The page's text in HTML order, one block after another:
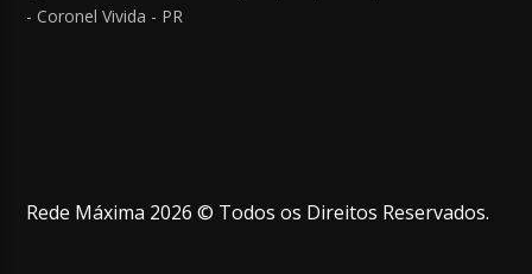
- Coronel Vivida - PR
Rede Máxima 2026 © Todos os Direitos Reservados.